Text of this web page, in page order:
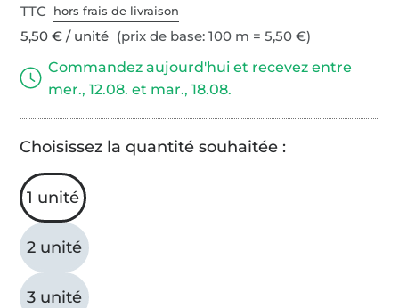
TTC hors frais de livraison
5,50 € / unité (prix de base: 100 m = 5,50 €)
Commandez aujourd'hui et recevez entre
mer., 12.08. et mar., 18.08.
Choisissez la quantité souhaitée :
1 unité
2 unité
3 unité